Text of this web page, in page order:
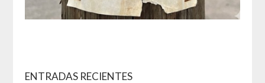
ENTRADAS RECIENTES